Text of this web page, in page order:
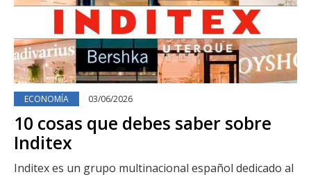
ECONOMÍA 03/06/2026
10 cosas que debes saber sobre
Inditex
Inditex es un grupo multinacional español dedicado al